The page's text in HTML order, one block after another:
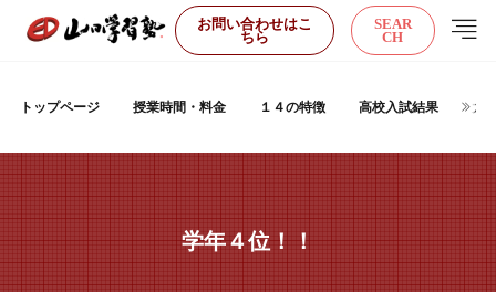
お問い合わせはこ
ちら
SEAR
CH
トップページ 授業時間・料金 １４の特徴 高校入試結果 大
学年４位！！